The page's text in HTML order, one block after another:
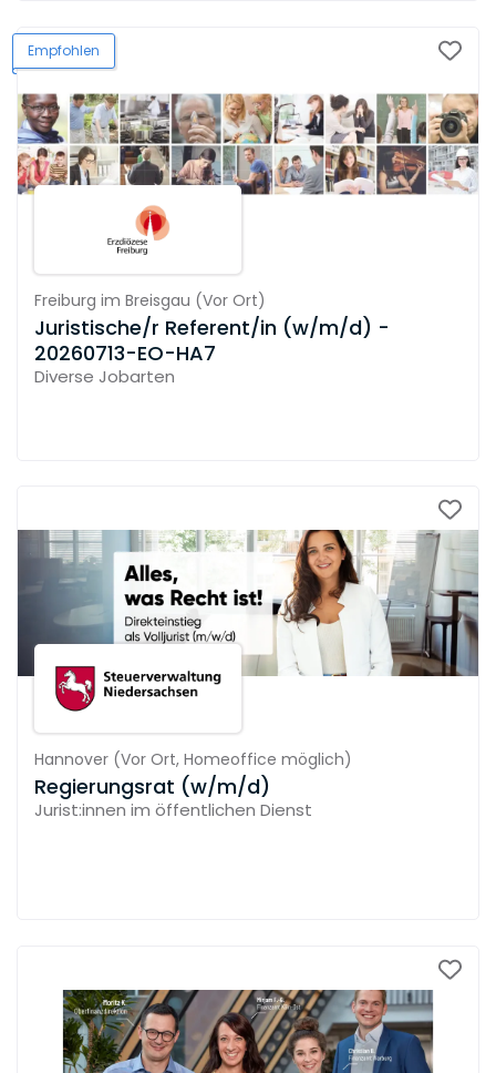
Empfohlen
Freiburg im Breisgau (Vor Ort)
Juristische/r Referent/in (w/m/d) -
20260713-EO-HA7
Diverse Jobarten
Hannover (Vor Ort, Homeoffice möglich)
Regierungsrat (w/m/d)
Jurist:innen im öffentlichen Dienst